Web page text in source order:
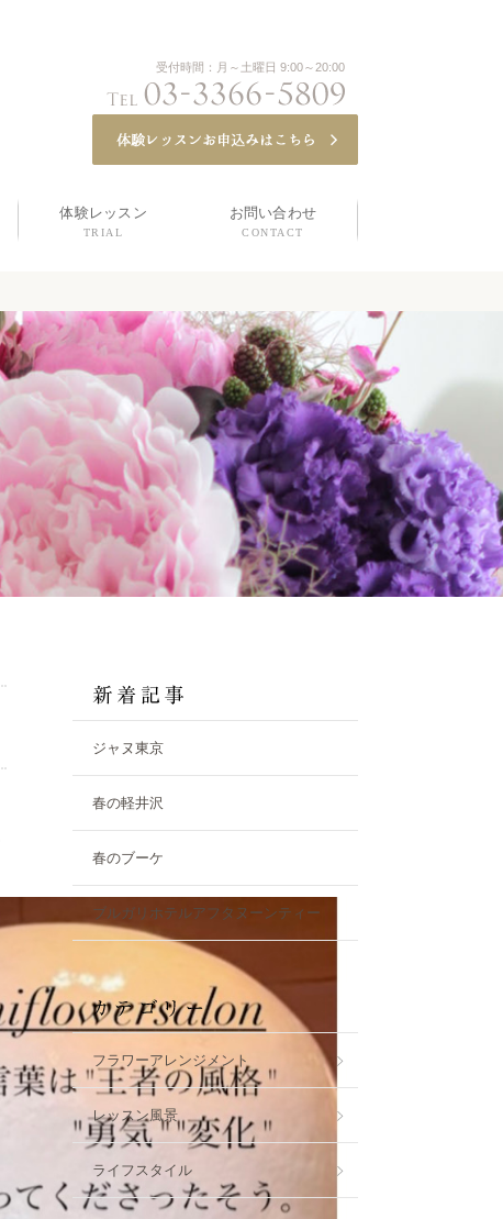
受付時間：月～土曜日 9:00～20:00
体験レッスン
TRIAL
お問い合わせ
CONTACT
ジャヌ東京
春の軽井沢
春のブーケ
ブルガリホテルアフタヌーンティー
フラワーアレンジメント
レッスン風景
ライフスタイル